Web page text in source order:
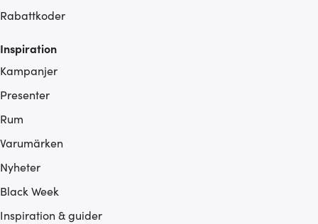
Rabattkoder
Inspiration
Kampanjer
Presenter
Rum
Varumärken
Nyheter
Black Week
Inspiration & guider